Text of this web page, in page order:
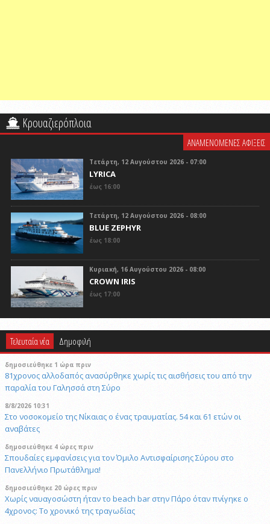
Κρουαζιερόπλοια
ΑΝΑΜΕΝΟΜΕΝΕΣ ΑΦΙΞΕΙΣ
Τετάρτη, 12 Αυγούστου 2026 - 07:00
LYRICA
έως 16:00
Τετάρτη, 12 Αυγούστου 2026 - 08:00
BLUE ZEPHYR
έως 18:00
Κυριακή, 16 Αυγούστου 2026 - 08:00
CROWN IRIS
έως 17:00
Τελευταία νέα Δημοφιλή
δημοσιεύθηκε 1 ώρα πριν
81χρονος αλλοδαπός ανασύρθηκε χωρίς τις αισθήσεις του από την
παραλία του Γαλησσά στη Σύρο
8/8/2026 10:31
Στο νοσοκομείο της Νίκαιας ο ένας τραυματίας. 54 και 61 ετών οι
αναβάτες
δημοσιεύθηκε 4 ώρες πριν
Σπουδαίες εμφανίσεις για τον Όμιλο Αντισφαίρισης Σύρου στο
Πανελλήνιο Πρωτάθλημα!
δημοσιεύθηκε 20 ώρες πριν
Χωρίς ναυαγοσώστη ήταν το beach bar στην Πάρο όταν πνίγηκε ο
4χρονος: Το χρονικό της τραγωδίας